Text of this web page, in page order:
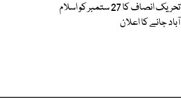
تحریک انصاف کا 27 ستمبر کو اسلام
آباد جانے کا اعلان